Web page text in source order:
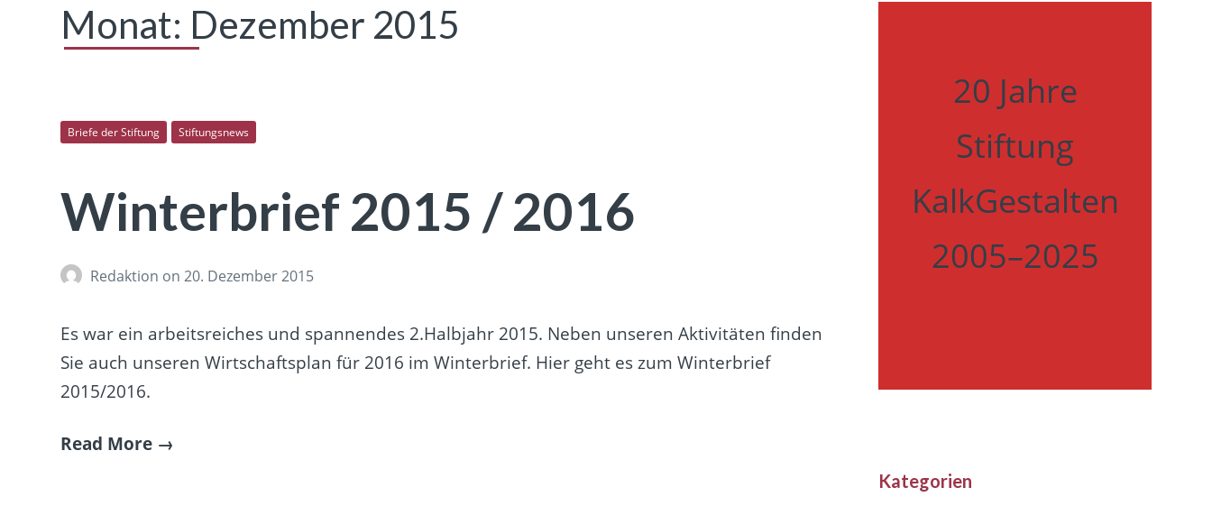
Monat: Dezember 2015
Briefe der Stiftung Stiftungsnews
Winterbrief 2015 / 2016
Redaktion on 20. Dezember 2015
Es war ein arbeitsreiches und spannendes 2.Halbjahr 2015. Neben unseren Aktivitäten finden
Sie auch unseren Wirtschaftsplan für 2016 im Winterbrief. Hier geht es zum Winterbrief
2015/2016.
Read More
20 Jahre
Stiftung
KalkGestalten
2005–2025
Kategorien